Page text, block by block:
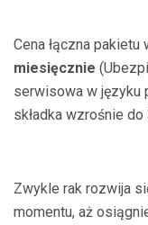
Cena łączna
miesięcznie
serwisowa w języku
składka wzrośnie
Zwykle rak rozwija
momentu, aż